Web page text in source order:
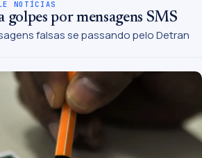
NOTÍCIAS
golpes por mensagens SMS
falsas se passando pelo Detran